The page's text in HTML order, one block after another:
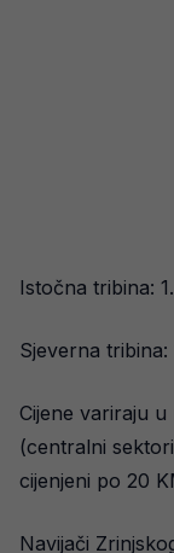
Istočna tribina:
Sjeverna tribina:
Cijene variraju
(centralni
cijenjeni po 20
Navijači